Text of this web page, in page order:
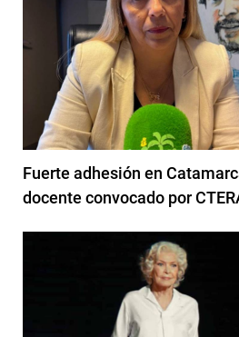
Fuerte adhesión en
docente convocado por